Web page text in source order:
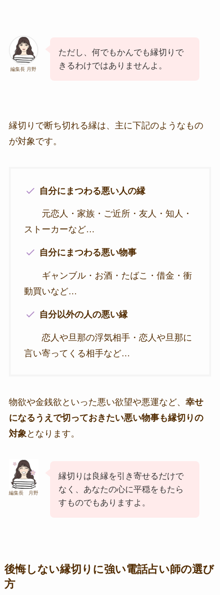
編集長 月野
ただし、何でもかんでも縁切りで
きるわけではありませんよ。
縁切りで断ち切れる縁は、主に下記のようなもの
が対象です。
自分にまつわる悪い人の縁
元恋人・家族・ご近所・友人・知人・
ストーカーなど…
自分にまつわる悪い物事
ギャンブル・お酒・たばこ・借金・衝
動買いなど…
自分以外の人の悪い縁
恋人や旦那の浮気相手・恋人や旦那に
言い寄ってくる相手など…
物欲や金銭欲といった悪い欲望や悪運など、 幸せ
になるうえで切っておきたい悪い物事も縁切りの
対象 となります。
編集長 月野
縁切りは良縁を引き寄せるだけで
なく、あなたの心に平穏をもたら
すものでもありますよ。
後悔しない縁切りに強い電話占い師の選び
方